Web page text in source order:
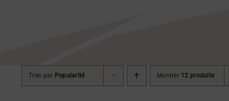
Trier par Popularité Montrer 12 produits